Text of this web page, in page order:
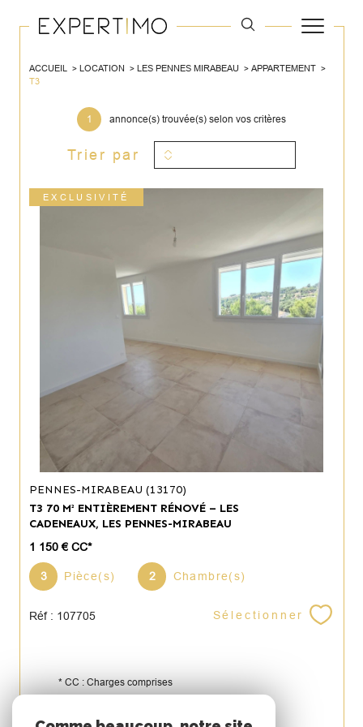
ACCUEIL LOCATION LES PENNES MIRABEAU
APPARTEMENT
T3
1 annonce(s) trouvée(s) selon vos critères
Trier par
EXCLUSIVITÉ
PENNES-MIRABEAU (13170)
T3 70 M² ENTIÈREMENT RÉNOVÉ – LES
CADENEAUX, LES PENNES-MIRABEAU
1 150 € CC*
3 Pièce(s) 2 Chambre(s)
Réf : 107705 Sélectionner
* CC : Charges comprises
Espace